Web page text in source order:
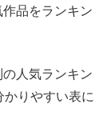
品をランキン
人気ランキン
りやすい表に